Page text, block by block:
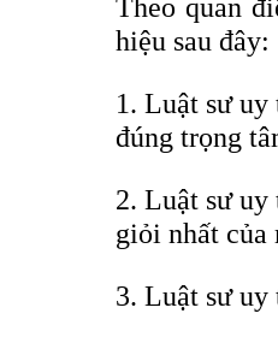
Theo quan
hiệu sau đây:
1. Luật sư
đúng trọng
2. Luật sư
giỏi nhất của
3. Luật sư uy